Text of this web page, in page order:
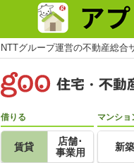
NTTグループ運営の不動産総合
借りる
賃貸
店舗･
事業用
マンショ
新築